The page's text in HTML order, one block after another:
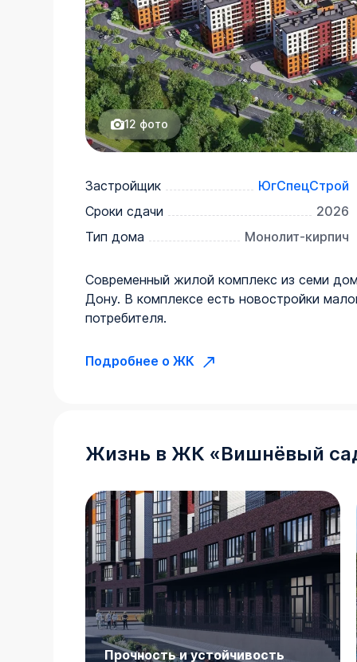
12 фото
Застройщик ЮгСпецСтрой
Сроки сдачи
2026
Тип дома
Монолит-кирпич
Современный жилой комплекс из семи
Дону. В комплексе есть новостройки
потребителя.
Подробнее о ЖК
Жизнь в ЖК «Вишнёвый
Прочность и устойчивость